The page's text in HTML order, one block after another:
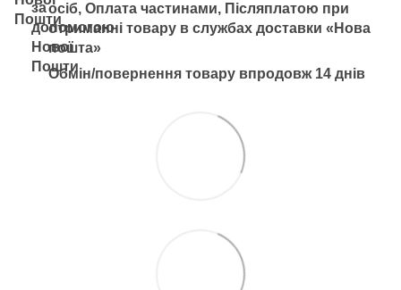
осіб, Оплата частинами, Післяплатою при
отриманні товару в службах доставки «Нова
пошта»
Обмін/повернення товару впродовж 14 днів